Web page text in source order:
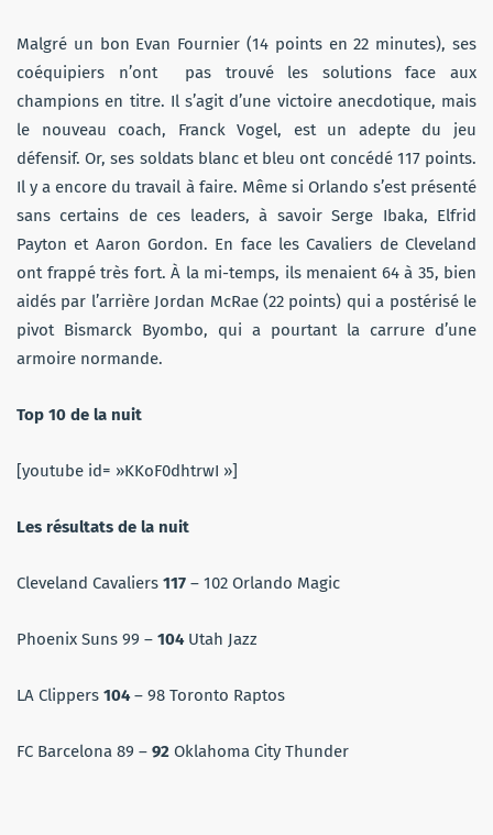
Malgré un bon Evan Fournier (14 points en 22 minutes), ses
coéquipiers n’ont pas trouvé les solutions face aux
champions en titre. Il s’agit d’une victoire anecdotique, mais
le nouveau coach, Franck Vogel, est un adepte du jeu
défensif. Or, ses soldats blanc et bleu ont concédé 117 points.
Il y a encore du travail à faire. Même si Orlando s’est présenté
sans certains de ces leaders, à savoir Serge Ibaka, Elfrid
Payton et Aaron Gordon. En face les Cavaliers de Cleveland
ont frappé très fort. À la mi-temps, ils menaient 64 à 35, bien
aidés par l’arrière Jordan McRae (22 points) qui a postérisé le
pivot Bismarck Byombo, qui a pourtant la carrure d’une
armoire normande.
Top 10 de la nuit
[youtube id= »KKoF0dhtrwI »]
Les résultats de la nuit
Cleveland Cavaliers 117 – 102 Orlando Magic
Phoenix Suns 99 – 104Utah Jazz
LA Clippers 104– 98 Toronto Raptos
FC Barcelona 89 – 92 Oklahoma City Thunder